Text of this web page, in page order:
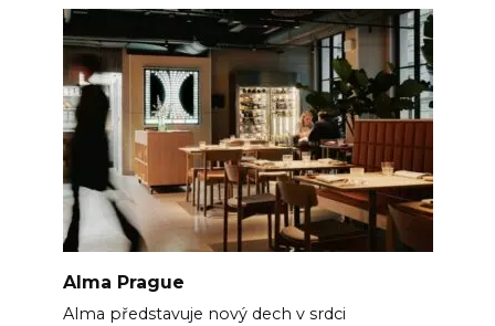
Alma Prague
Alma představuje nový dech v srdci